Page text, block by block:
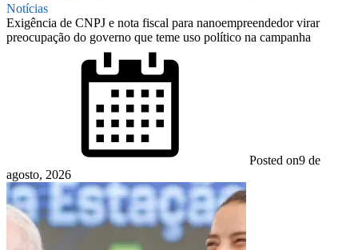
Notícias
Exigência de CNPJ e nota fiscal para nanoempreendedor virar
preocupação do governo que teme uso político na campanha
Posted on9 de
agosto, 2026